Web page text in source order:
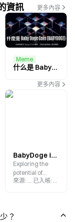
資訊 更多內容
Meme
什么是 Baby Doge Coin（BABYDOGE）？全面理解其 Meme Coin 机制、社区生态与链上应用体系
更多內容
24
BabyDoge in 2025: Price, Buying Guide, and Detailed Explanation of the Ecosystem
Exploring the
potential of
BabyDoge: Price
practical
來源: Gate.blog
已入帳:
？